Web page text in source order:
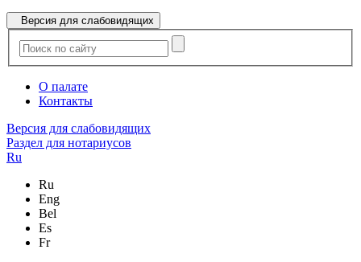
Версия для слабовидящих
О палате
Контакты
Версия для слабовидящих
Раздел для нотариусов
Ru
Ru
Eng
Bel
Es
Fr